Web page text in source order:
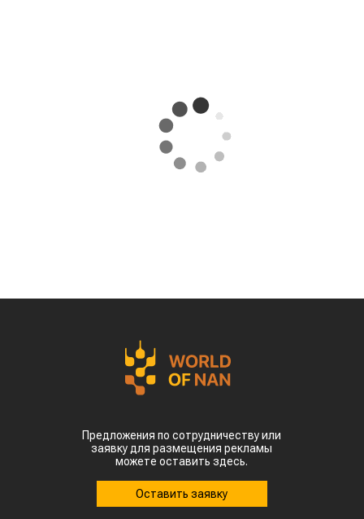
Предложения по сотрудничеству или
заявку для размещения рекламы
можете оставить здесь.
Оставить заявку